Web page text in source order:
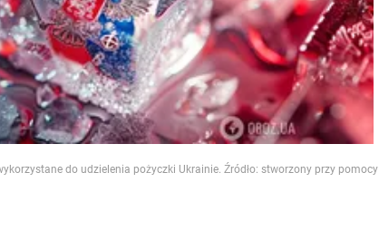
do udzielenia pożyczki Ukrainie. Źródło: stworzony przy pomocy